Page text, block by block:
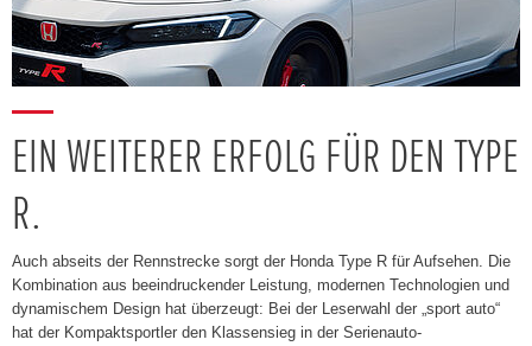
EIN WEITERER ERFOLG FÜR DEN TYPE
R.
Auch abseits der Rennstrecke sorgt der Honda Type R für Aufsehen. Die
Kombination aus beeindruckender Leistung, modernen Technologien und
dynamischem Design hat überzeugt: Bei der Leserwahl der „sport auto“
hat der Kompaktsportler den Klassensieg in der Serienauto-